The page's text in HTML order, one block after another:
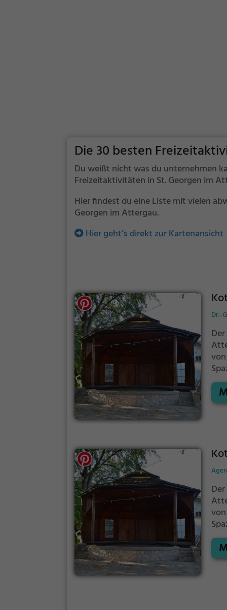
Die 30 besten
Du weißt nicht was du unternehmen
Freizeitaktivitäten in St. Georgen im
Hier findest du eine Liste mit vielen
Georgen im Attergau.
Hier geht’s direkt zur Kartenansicht
Dr.-